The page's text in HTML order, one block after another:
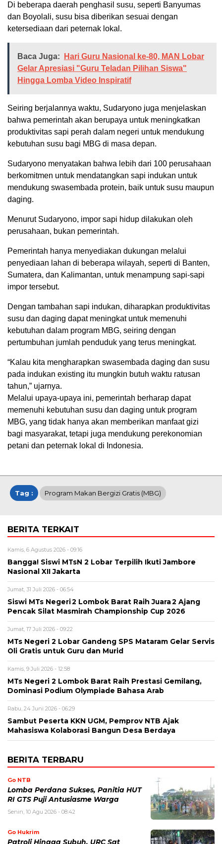
Di beberapa daerah penghasil susu, seperti Banyumas
dan Boyolali, susu bisa diberikan sesuai dengan
ketersediaan dari peternak lokal.
Baca Juga:
Hari Guru Nasional ke-80, MAN Lobar
Gelar Apresiasi "Guru Teladan Pilihan Siswa"
Hingga Lomba Video Inspiratif
Seiring berjalannya waktu, Sudaryono juga menjelaskan
bahwa pemerintah akan berupaya untuk meningkatkan
produktivitas sapi perah dalam negeri untuk mendukung
kebutuhan susu bagi MBG di masa depan.
Sudaryono menyatakan bahwa lebih dari 100 perusahaan
berkomitmen untuk mendatangkan sapi indukan untuk
mendukung swasembada protein, baik untuk susu maupun
daging.
Menurut Sudaryono, impor sapi hidup dilakukan oleh
perusahaan, bukan pemerintah.
Pemerintah hanya menyediakan dukungan melalui
penyediaan lahan di beberapa wilayah, seperti di Banten,
Sumatera, dan Kalimantan, untuk menampung sapi-sapi
impor tersebut.
Dengan tambahan sapi indukan, diharapkan produktivitas
susu dan daging dapat meningkat untuk memenuhi
kebutuhan dalam program MBG, seiring dengan
pertumbuhan jumlah penduduk yang terus meningkat.
“Kalau kita mengharapkan swasembada daging dan susu
pada indukan existing itu mungkin butuh waktu ratusan
tahun,” ujarnya.
Melalui upaya-upaya ini, pemerintah berharap dapat
memenuhi kebutuhan susu dan daging untuk program
MBG, yang tidak hanya akan memberikan manfaat gizi
bagi masyarakat, tetapi juga mendukung perekonomian
petani dan peternak lokal di Indonesia.
Tag : Program Makan Bergizi Gratis (MBG)
BERITA TERKAIT
Kamis, 6 Agustus 2026 - 09:16
Bangga! Siswi MTsN 2 Lobar Terpilih Ikuti Jambore
Nasional XII Jakarta
Jumat, 31 Juli 2026 - 06:54
Siswi MTs Negeri 2 Lombok Barat Raih Juara 2 Ajang
Pencak Silat Masmirah Championship Cup 2026
Jumat, 17 Juli 2026 - 09:22
MTs Negeri 2 Lobar Gandeng SPS Mataram Gelar Servis
Oli Gratis untuk Guru dan Murid
Kamis, 9 Juli 2026 - 12:58
MTs Negeri 2 Lombok Barat Raih Prestasi Gemilang,
Dominasi Podium Olympiade Bahasa Arab
Rabu, 24 Juni 2026 - 06:29
Sambut Peserta KKN UGM, Pemprov NTB Ajak
Mahasiswa Kolaborasi Bangun Desa Berdaya
BERITA TERBARU
Go NTB
Lomba Perdana Sukses, Panitia HUT
RI GTS Puji Antusiasme Warga
Senin, 10 Agu 2026 - 08:42
Go Hukrim
Patroli Hingga Subuh, URC Sat